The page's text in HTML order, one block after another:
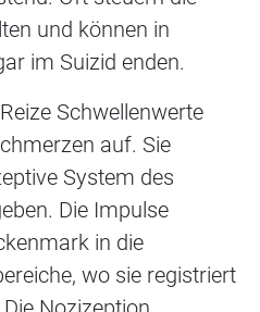
und können in
im Suizid enden.
Schwellenwerte
auf. Sie
System des
Die Impulse
in die
wo sie registriert